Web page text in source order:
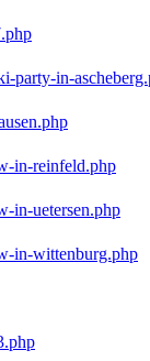
party-in-
in-reinfeld.php
in-uetersen.php
in-wittenburg.php